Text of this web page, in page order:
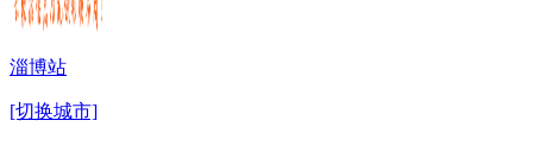
淄博站
[切换城市]